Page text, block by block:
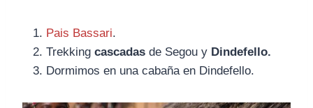
Pais Bassari.
Trekking cascadas de Segou y Dindefello.
Dormimos en una cabaña en Dindefello.